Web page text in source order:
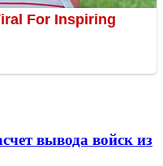
вывода войск из